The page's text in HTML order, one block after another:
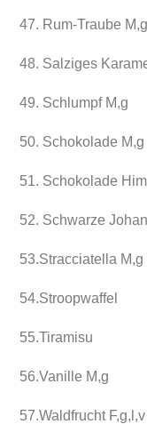
47. Rum-Traube M,g
48. Salziges
49. Schlumpf M,g
50. Schokolade M,g
51. Schokolade
52. Schwarze
53.Stracciatella M,g
54.Stroopwaffel
55.Tiramisu
56.Vanille M,g
57.Waldfrucht F,g,l,v